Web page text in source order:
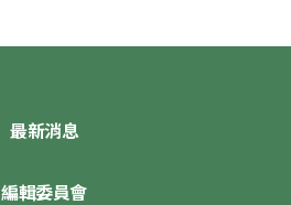
最新消息
編輯委員會